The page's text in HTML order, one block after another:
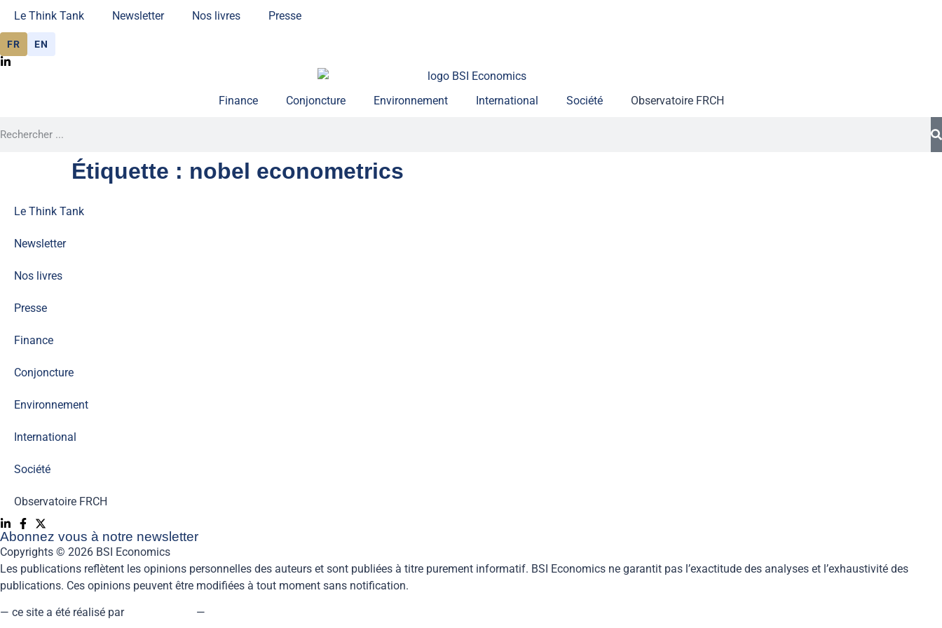
Le Think Tank Newsletter Nos livres Presse
FR EN
Finance Conjoncture Environnement International Société Observatoire FRCH
Étiquette : nobel econometrics
Le Think Tank
Newsletter
Nos livres
Presse
Finance
Conjoncture
Environnement
International
Société
Observatoire FRCH
Abonnez vous à notre newsletter
Copyrights © 2026 BSI Economics
Les publications reflètent les opinions personnelles des auteurs et sont publiées à titre purement informatif. BSI Economics ne garantit pas l’exactitude des analyses et l’exhaustivité des
publications. Ces opinions peuvent être modifiées à tout moment sans notification.
— ce site a été réalisé par —